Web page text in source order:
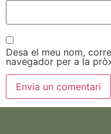
Desa el meu nom,
navegador per a la